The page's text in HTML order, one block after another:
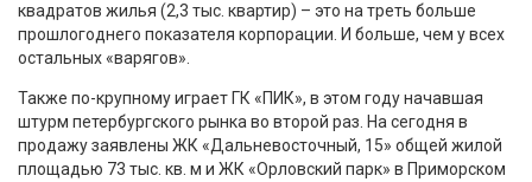
квадратов жилья (2,3 тыс. квартир) – это на треть больше
прошлогоднего показателя корпорации. И больше, чем у всех
остальных «варягов».
Также по-крупному играет ГК «ПИК», в этом году начавшая
штурм петербургского рынка во второй раз. На сегодня в
продажу заявлены ЖК «Дальневосточный, 15» общей жилой
площадью 73 тыс. кв. м и ЖК «Орловский парк» в Приморском